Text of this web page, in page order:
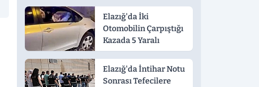
Elazığ'da İki
Otomobilin Çarpıştığı
Kazada 5 Yaralı
Elazığ'da İntihar Notu
Sonrası Tefecilere